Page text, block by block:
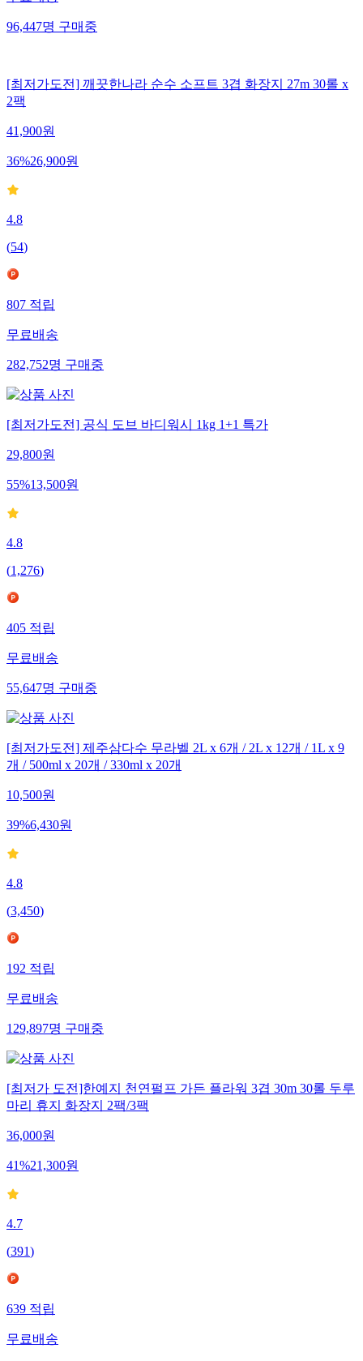
96,447명 구매중
[최저가도전] 깨끗한나라 순수 소프트 3겹 화장지 27m 30롤 x
2팩
41,900원
36%26,900원
4.8
(54)
807 적립
무료배송
282,752명 구매중
[최저가도전] 공식 도브 바디워시 1kg 1+1 특가
29,800원
55%13,500원
4.8
(1,276)
405 적립
무료배송
55,647명 구매중
[최저가도전] 제주삼다수 무라벨 2L x 6개 / 2L x 12개 / 1L x 9
개 / 500ml x 20개 / 330ml x 20개
10,500원
39%6,430원
4.8
(3,450)
192 적립
무료배송
129,897명 구매중
[최저가 도전]한예지 천연펄프 가든 플라워 3겹 30m 30롤 두루
마리 휴지 화장지 2팩/3팩
36,000원
41%21,300원
4.7
(391)
639 적립
무료배송